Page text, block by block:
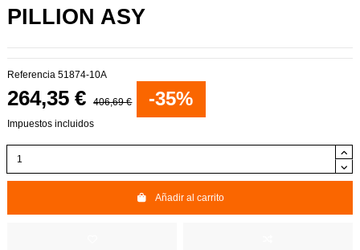
PILLION ASY
Referencia 51874-10A
264,35 € 406,69 € -35%
Impuestos incluidos
Añadir al carrito